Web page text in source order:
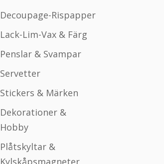
Decoupage-Rispapper
Lack-Lim-Vax & Färg
Penslar & Svampar
Servetter
Stickers & Märken
Dekorationer &
Hobby
Plåtskyltar &
Kylskåpsmagneter